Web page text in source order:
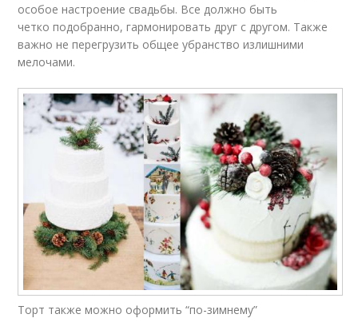
особое настроение свадьбы. Все должно быть
четко подобранно, гармонировать друг с другом. Также
важно не перегрузить общее убранство излишними
мелочами.
Торт также можно оформить “по-зимнему”